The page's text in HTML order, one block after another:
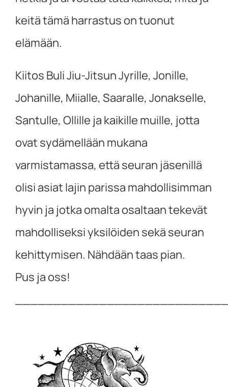
keitä tämä harrastus on tuonut
elämään.
Kiitos Buli Jiu-Jitsun Jyrille, Jonille,
Johanille, Miialle, Saaralle, Jonakselle,
Santulle, Ollille ja kaikille muille, jotta
ovat sydämellään mukana
varmistamassa, että seuran jäsenillä
olisi asiat lajin parissa mahdollisimman
hyvin ja jotka omalta osaltaan tekevät
mahdolliseksi yksilöiden sekä seuran
kehittymisen. Nähdään taas pian.
Pus ja oss!